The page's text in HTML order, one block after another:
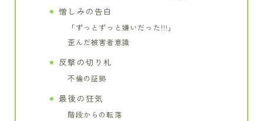
憎しみの告白
「ずっとずっと嫌いだった!!!」
歪んだ被害者意識
反撃の切り札
不倫の証拠
最後の狂気
階段からの転落